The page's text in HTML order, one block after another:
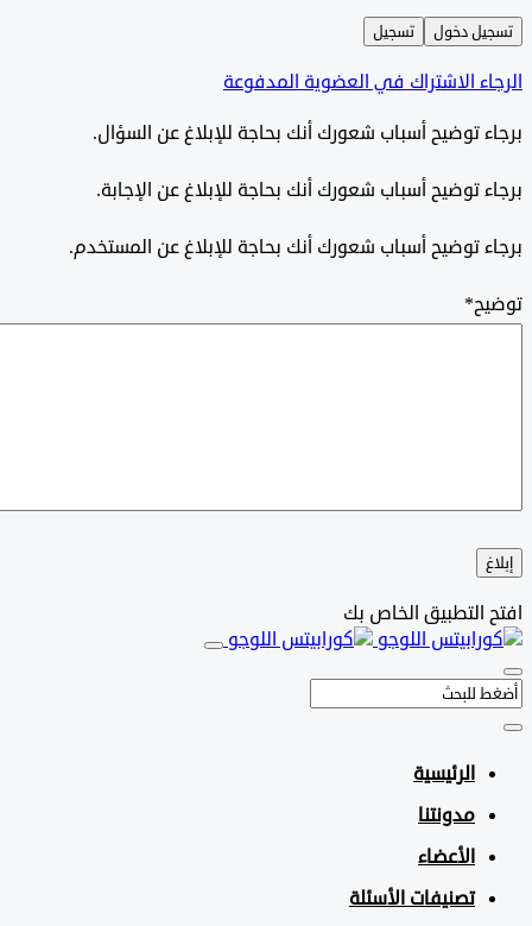
دخول تسجيل
الاشتراك في العضوية المدفوعة
توضيح أسباب شعورك أنك بحاجة للإبلاغ عن السؤال.
توضيح أسباب شعورك أنك بحاجة للإبلاغ عن الإجابة.
توضيح أسباب شعورك أنك بحاجة للإبلاغ عن المستخدم.
*
التطبيق الخاص بك
الرئيسية
مدونتنا
الأعضاء
تصنيفات الأسئلة